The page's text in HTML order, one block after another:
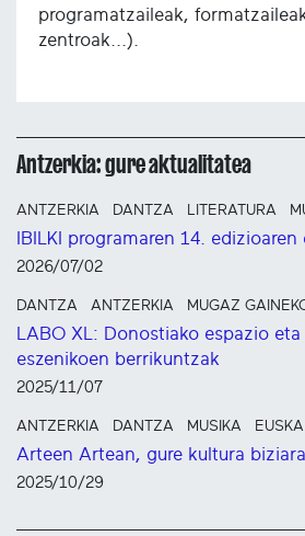
programatzaileak,
zentroak...).
Antzerkia: gure aktualitatea
ANTZERKIA DANTZA LITERATURA
IBILKI programaren 14.
2026/07/02
DANTZA ANTZERKIA MUGAZ
LABO XL: Donostiako espazio
eszenikoen berrikuntzak
2025/11/07
ANTZERKIA DANTZA MUSIKA
Arteen Artean, gure kultura
2025/10/29